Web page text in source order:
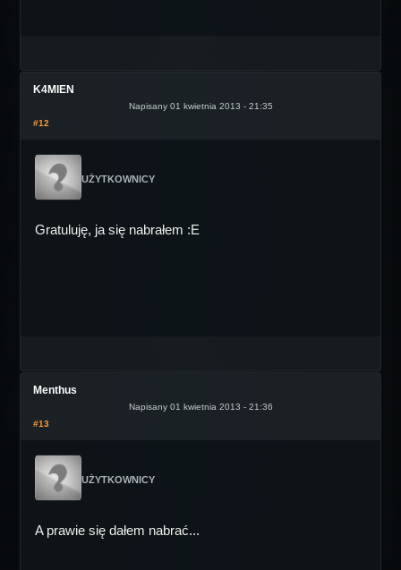
K4MIEN
Napisany 01 kwietnia 2013 - 21:35
#12
UŻYTKOWNICY
Gratuluję, ja się nabrałem :E
Menthus
Napisany 01 kwietnia 2013 - 21:36
#13
UŻYTKOWNICY
A prawie się dałem nabrać...